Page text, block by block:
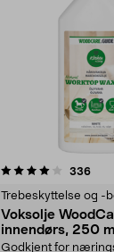
336
Trebeskyttelse og -
Voksolje
innendørs, 250 ml
Godkjent for